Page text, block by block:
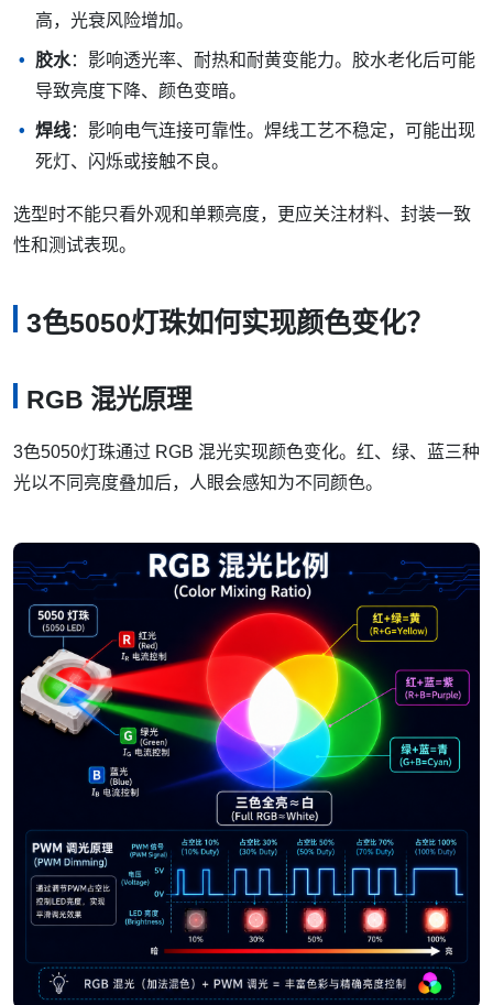
高，光衰风险增加。
胶水：影响透光率、耐热和耐黄变能力。胶水老化后可能
导致亮度下降、颜色变暗。
焊线：影响电气连接可靠性。焊线工艺不稳定，可能出现
死灯、闪烁或接触不良。
选型时不能只看外观和单颗亮度，更应关注材料、封装一致
性和测试表现。
3色5050灯珠如何实现颜色变化？
RGB 混光原理
3色5050灯珠通过 RGB 混光实现颜色变化。红、绿、蓝三种
光以不同亮度叠加后，人眼会感知为不同颜色。